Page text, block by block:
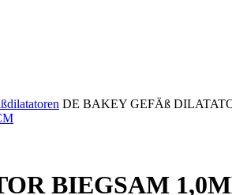
DE BAKEY GEFÄß
BIEGSAM